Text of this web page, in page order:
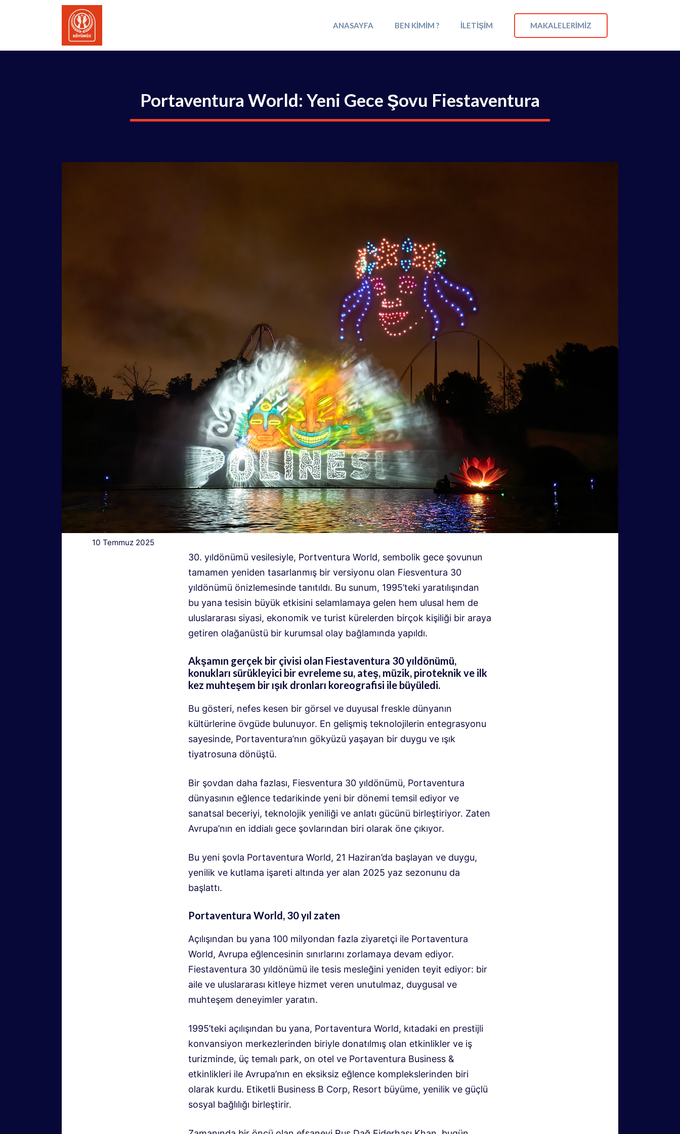
ANASAYFA BEN KIMIM ? İLETIŞIM MAKALELERIMIZ
Portaventura World: Yeni Gece Şovu Fiestaventura
10 Temmuz 2025
30. yıldönümü vesilesiyle, Portventura World, sembolik gece şovunun
tamamen yeniden tasarlanmış bir versiyonu olan Fiesventura 30
yıldönümü önizlemesinde tanıtıldı. Bu sunum, 1995’teki yaratılışından
bu yana tesisin büyük etkisini selamlamaya gelen hem ulusal hem de
uluslararası siyasi, ekonomik ve turist kürelerden birçok kişiliği bir araya
getiren olağanüstü bir kurumsal olay bağlamında yapıldı.
Akşamın gerçek bir çivisi olan Fiestaventura 30 yıldönümü,
konukları sürükleyici bir evreleme su, ateş, müzik, piroteknik ve ilk
kez muhteşem bir ışık dronları koreografisi ile büyüledi.
Bu gösteri, nefes kesen bir görsel ve duyusal freskle dünyanın
kültürlerine övgüde bulunuyor. En gelişmiş teknolojilerin entegrasyonu
sayesinde, Portaventura’nın gökyüzü yaşayan bir duygu ve ışık
tiyatrosuna dönüştü.
Bir şovdan daha fazlası, Fiesventura 30 yıldönümü, Portaventura
dünyasının eğlence tedarikinde yeni bir dönemi temsil ediyor ve
sanatsal beceriyi, teknolojik yeniliği ve anlatı gücünü birleştiriyor. Zaten
Avrupa’nın en iddialı gece şovlarından biri olarak öne çıkıyor.
Bu yeni şovla Portaventura World, 21 Haziran’da başlayan ve duygu,
yenilik ve kutlama işareti altında yer alan 2025 yaz sezonunu da
başlattı.
Portaventura World, 30 yıl zaten
Açılışından bu yana 100 milyondan fazla ziyaretçi ile Portaventura
World, Avrupa eğlencesinin sınırlarını zorlamaya devam ediyor.
Fiestaventura 30 yıldönümü ile tesis mesleğini yeniden teyit ediyor: bir
aile ve uluslararası kitleye hizmet veren unutulmaz, duygusal ve
muhteşem deneyimler yaratın.
1995’teki açılışından bu yana, Portaventura World, kıtadaki en prestijli
konvansiyon merkezlerinden biriyle donatılmış olan etkinlikler ve iş
turizminde, üç temalı park, on otel ve Portaventura Business &
etkinlikleri ile Avrupa’nın en eksiksiz eğlence komplekslerinden biri
olarak kurdu. Etiketli Business B Corp, Resort büyüme, yenilik ve güçlü
sosyal bağlılığı birleştirir.